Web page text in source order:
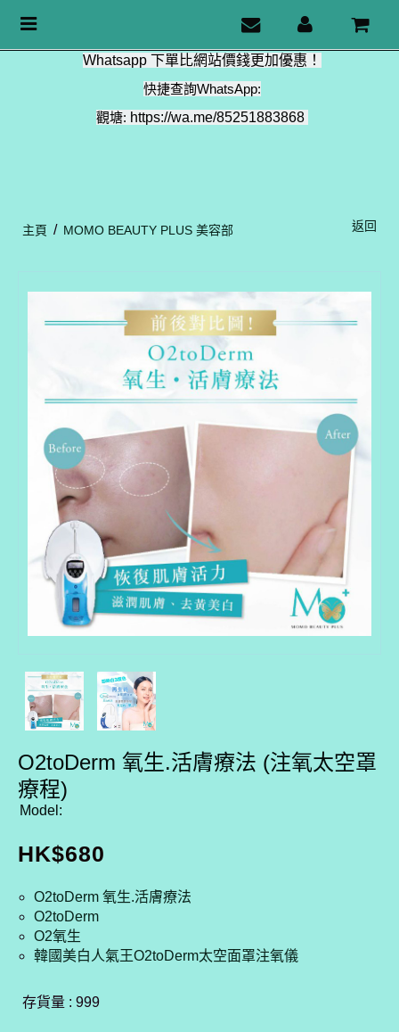
Whatsapp 下單比網站價錢更加優惠！
快捷查詢WhatsApp:
觀塘: https://wa.me/85251883868
Toggle
主頁 / MOMO BEAUTY PLUS 美容部 返回
O2toDerm 氧生.活膚療法 (注氧太空罩
療程)
Model:
HK$680
O2toDerm 氧生.活膚療法
O2toDerm
O2氧生
韓國美白人氣王O2toDerm太空面罩注氧儀
存貨量 : 999